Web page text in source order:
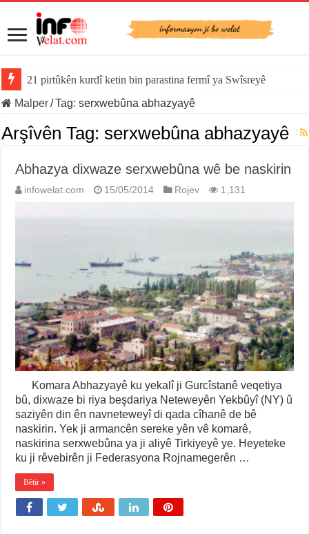
21 pirtûkên kurdî ketin bin parastina fermî ya Swîsreyê
Malper/Tag:serxwebûna abhazyayê
Arşîvên Tag:serxwebûna abhazyayê
Abhazya dixwaze serxwebûna wê be naskirin
infowelat.com 15/05/2014 Rojev 1,131
Komara Abhazyayê ku yekalî ji Gurcîstanê veqetiya
bû, dixwaze bi riya beşdariya Neteweyên Yekbûyî (NY) û
saziyên din ên navneteweyî di qada cîhanê de bê
naskirin. Yek ji armancên sereke yên vê komarê,
naskirina serxwebûna ya ji aliyê Tirkiyeyê ye. Heyeteke
ku ji rêvebirên ji Federasyona Rojnamegerên …
Bêtir »